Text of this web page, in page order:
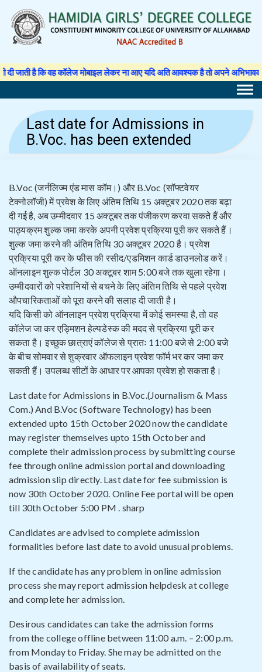
content
है कि वह कॉलेज मोबाइल लेकर ना आए यदि अति आवश्यक है तो अपने अभिभावक से अनुमति
Last date for Admissions in
B.Voc. has been extended
B.Voc (जर्नलिज्म एंड मास कॉम।) और B.Voc (सॉफ्टवेयर
टेक्नोलॉजी) में प्रवेश के लिए अंतिम तिथि 15 अक्टूबर 2020 तक बढ़ा
दी गई है, अब उम्मीदवार 15 अक्टूबर तक पंजीकरण करवा सकते हैं और
पाठ्यक्रम शुल्क जमा करके अपनी प्रवेश प्रक्रिया पूरी कर सकते हैं।
शुल्क जमा करने की अंतिम तिथि 30 अक्टूबर 2020 है। प्रवेश
प्रक्रिया पूरी कर के फीस की रसीद/एडमिशन कार्ड डाउनलोड करें।
ऑनलाइन शुल्क पोर्टल 30 अक्टूबर शाम 5:00 बजे तक खुला रहेगा।
उम्मीदवारों को परेशानियों से बचने के लिए अंतिम तिथि से पहले प्रवेश
औपचारिकताओं को पूरा करने की सलाह दी जाती है।
यदि किसी को ऑनलाइन प्रवेश प्रक्रिया में कोई समस्या है, तो वह
कॉलेज जा कर एड्मिशन हेल्पडेस्क की मदद से प्रक्रिया पूरी कर
सकता है। इच्छुक छात्राएं कॉलेज से प्रातः 11:00 बजे से 2:00 बजे
के बीच सोमवार से शुक्रवार ऑफलाइन प्रवेश फॉर्म भर कर जमा कर
सकती हैं। उपलब्ध सीटों के आधार पर आपका प्रवेश हो सकता है।
Last date for Admissions in B.Voc.(Journalism & Mass
Com.) And B.Voc (Software Technology) has been
extended upto 15th October 2020 now the candidate
may register themselves upto 15th October and
complete their admission process by submitting course
fee through online admission portal and downloading
admission slip directly. Last date for fee submission is
now 30th October 2020. Online Fee portal will be open
till 30th October 5:00 PM . sharp
Candidates are advised to complete admission
formalities before last date to avoid unusual problems.
If the candidate has any problem in online admission
process she may report admission helpdesk at college
and complete her admission.
Desirous candidates can take the admission forms
from the college offline between 11:00 a.m. – 2:00 p.m.
from Monday to Friday. She may be admitted on the
basis of availability of seats.